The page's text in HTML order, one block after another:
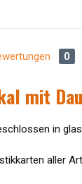
0
mit
in
aller